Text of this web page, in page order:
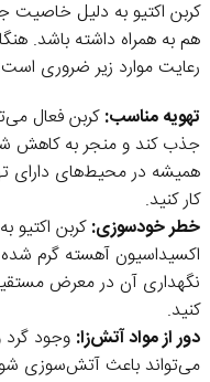
کربن اکتیو به دلیل خاصیت
هم به همراه داشته باشد.
رعایت موارد زیر ضروری
تهویه مناسب:کربن فعال
جذب کند و منجر به کاهش
همیشه در محیط‌های دارای
کار کنید.
خطر خودسوزی:کربن
اکسیداسیون آهسته گرم
نگهداری آن در معرض
کنید.
دور از مواد آتش‌زا: وجود گرد
می‌تواند باعث آتش‌سوزی